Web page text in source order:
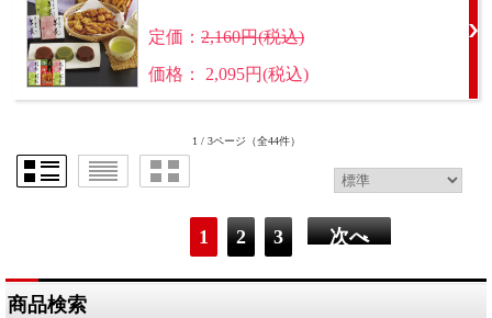
定価： 2,160円(税込)
価格： 2,095円(税込)
1 / 3ページ （全44件）
1 2 3 次へ
商品検索